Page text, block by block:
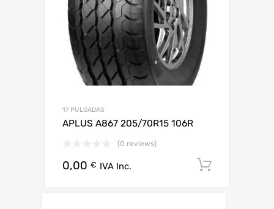
17 PULGADAS
APLUS A867 205/70R15 106R
(0 reviews)
0,00 € IVA Inc.